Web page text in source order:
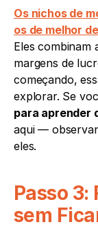
Os nichos de
os de melhor
Eles combinam
margens de
começando,
explorar. Se
para aprender
aqui —
eles.
Passo 3:
sem